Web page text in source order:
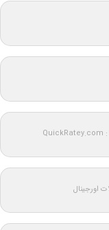
QuickRatey.com
اورجینال